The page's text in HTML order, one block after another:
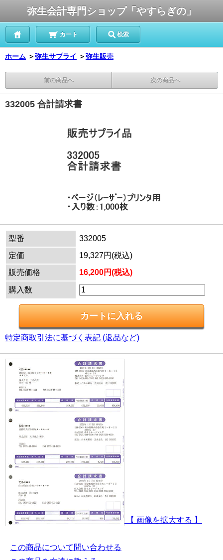
弥生会計専門ショップ「やすらぎの」
カート 検索
ホーム ＞弥生サプライ ＞弥生販売
前の商品へ 次の商品へ
332005 合計請求書
型番
332005
定価
19,327円(税込)
販売価格
16,200円(税込)
購入数
特定商取引法に基づく表記 (返品など)
【 画像を拡大する 】
この商品について問い合わせる